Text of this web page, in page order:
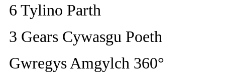
6 Tylino Parth
3 Gears Cywasgu Poeth
Gwregys Amgylch 360°